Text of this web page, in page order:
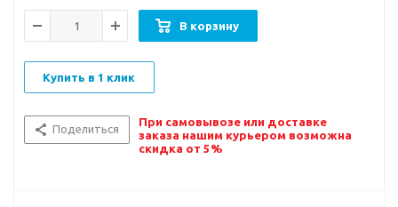
В корзину
Купить в 1 клик
Поделиться
При самовывозе или доставке
заказа нашим курьером возможна
скидка от 5%